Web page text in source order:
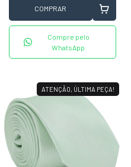
COMPRAR
Compre pelo
WhatsApp
ATENÇÃO, ÚLTIMA PEÇA!